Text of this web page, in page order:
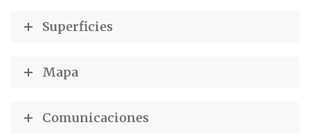
Superficies
Mapa
Comunicaciones